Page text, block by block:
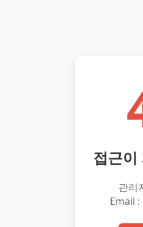
접근이
관리
Email